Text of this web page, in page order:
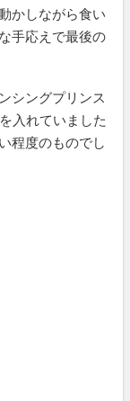
かしながら食い
手応えで最後の
シングプリンス
入れていました
程度のものでし